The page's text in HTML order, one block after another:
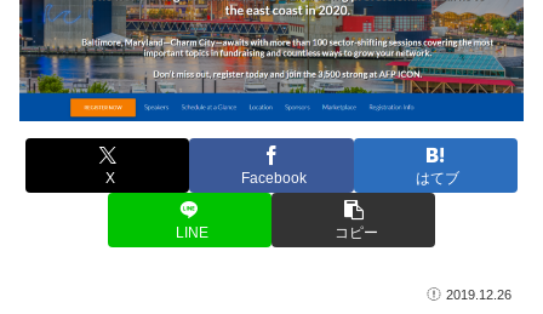
X Facebook はてブ
LINE コピー
2019.12.26